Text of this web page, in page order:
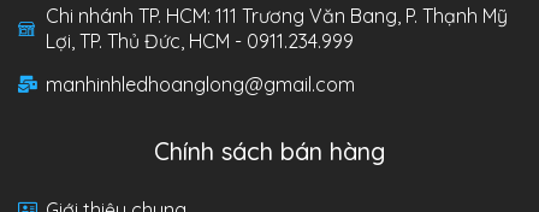
Chi nhánh TP. HCM: 111 Trương Văn Bang, P. Thạnh Mỹ
Lợi, TP. Thủ Đức, HCM - 0911.234.999
manhinhledhoanglong@gmail.com
Chính sách bán hàng